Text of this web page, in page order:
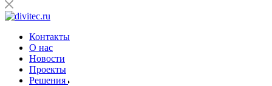
Контакты
О нас
Новости
Проекты
Решения